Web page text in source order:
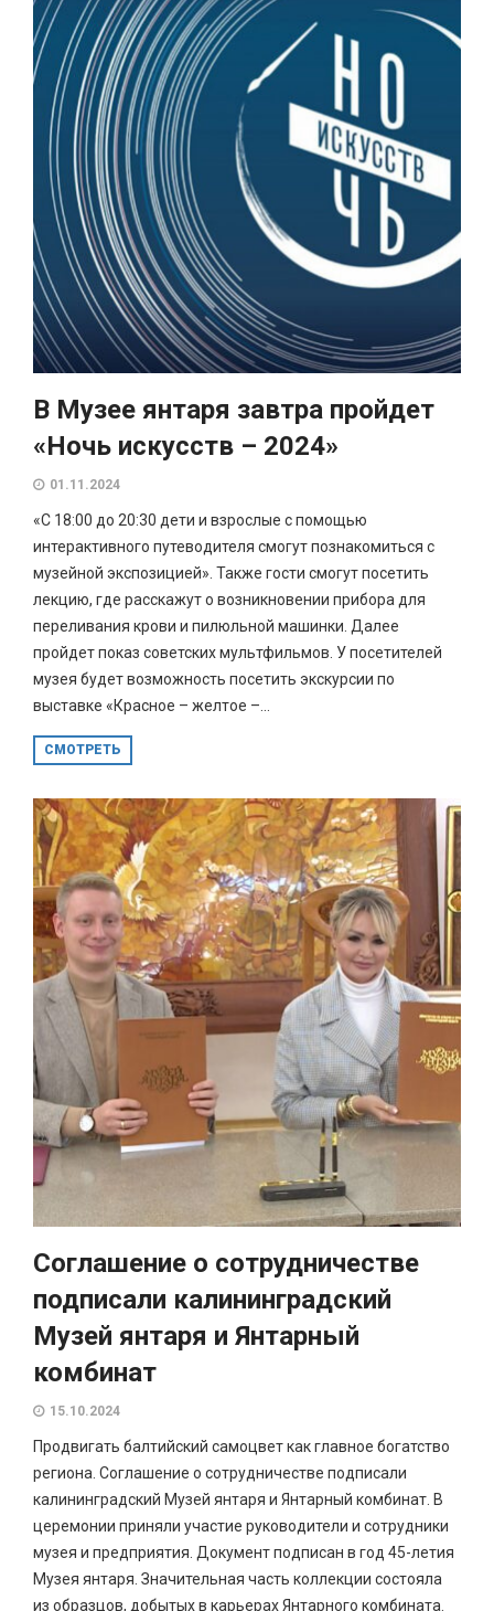
В Музее янтаря завтра пройдет
«Ночь искусств – 2024»
01.11.2024
«С 18:00 до 20:30 дети и взрослые с помощью
интерактивного путеводителя смогут познакомиться с
музейной экспозицией». Также гости смогут посетить
лекцию, где расскажут о возникновении прибора для
переливания крови и пилюльной машинки. Далее
пройдет показ советских мультфильмов. У посетителей
музея будет возможность посетить экскурсии по
выставке «Красное – желтое –...
СМОТРЕТЬ
Соглашение о сотрудничестве
подписали калининградский
Музей янтаря и Янтарный
комбинат
15.10.2024
Продвигать балтийский самоцвет как главное богатство
региона. Соглашение о сотрудничестве подписали
калининградский Музей янтаря и Янтарный комбинат. В
церемонии приняли участие руководители и сотрудники
музея и предприятия. Документ подписан в год 45-летия
Музея янтаря. Значительная часть коллекции состояла
из образцов, добытых в карьерах Янтарного комбината.